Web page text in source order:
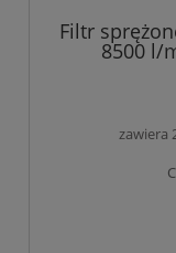
Filtr
8500 l/
zawiera